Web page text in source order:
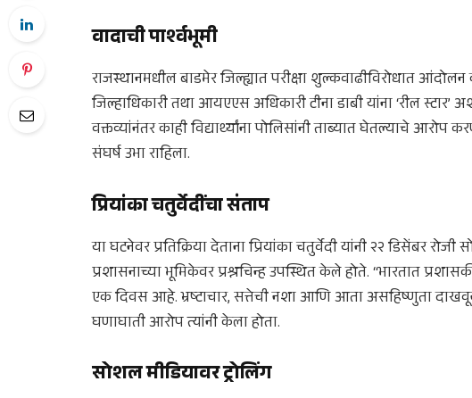
वादाची पार्श्वभूमी
राजस्थानमधील बाडमेर जिल्ह्यात परीक्षा शुल्कवाढीविरोधात आंदोलन
जिल्हाधिकारी तथा आयएएस अधिकारी टीना डाबी यांना ‘रील स्टार’
वक्तव्यांनंतर काही विद्यार्थ्यांना पोलिसांनी ताब्यात घेतल्याचे आरोप
संघर्ष उभा राहिला.
प्रियांका चतुर्वेदींचा संताप
या घटनेवर प्रतिक्रिया देताना प्रियांका चतुर्वेदी यांनी २२ डिसेंबर
प्रशासनाच्या भूमिकेवर प्रश्नचिन्ह उपस्थित केले होते. “भारतात
एक दिवस आहे. भ्रष्टाचार, सत्तेची नशा आणि आता असहिष्णुता
घणाघाती आरोप त्यांनी केला होता.
सोशल मीडियावर ट्रोलिंग